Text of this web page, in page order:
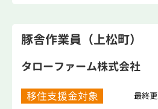
豚舎作業員（上松町）
タローファーム株式会社
移住支援金対象 最終